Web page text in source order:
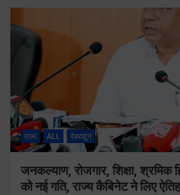
राज्य ALL देहरादून
जनकल्याण, रोजगार, शिक्षा,
को नई गति, राज्य कैबिनेट ने लिए